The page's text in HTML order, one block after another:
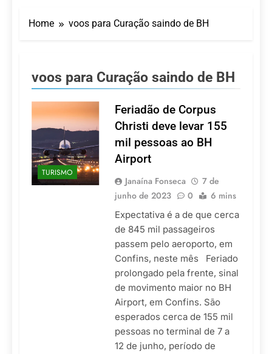
nos aeroportos da
7 De Agosto De 2026
de lazer e corporativo
7 De Agosto De 2026
Executivo com carreira
Balanger assume
comando do Wyndham
São Paulo Ibirapuera
5 De Agosto De 2026
LATAM anuncia 42
de operação do
Embraer 195-E2
5 De Agosto De 2026
Azul retoma voos
Alegre e Montevidéu
em dezembro
5 De Agosto De 2026
Home voos para Curação saindo de BH
voos para Curação saindo de BH
TURISMO
Feriadão de Corpus
Christi deve levar 155
mil pessoas ao BH
Airport
Janaína Fonseca
7 de
junho de 2023
0 6 mins
Expectativa é a de que cerca
de 845 mil passageiros
passem pelo aeroporto, em
Confins, neste mês Feriado
prolongado pela frente, sinal
de movimento maior no BH
Airport, em Confins. São
esperados cerca de 155 mil
pessoas no terminal de 7 a
12 de junho, período de